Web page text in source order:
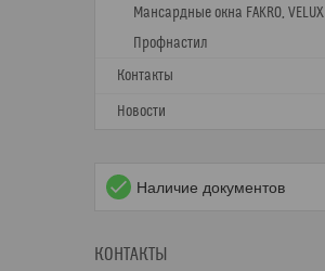
Мансардные окна FAKRO, VELUX
Профнастил
Контакты
Новости
Наличие документов
КОНТАКТЫ